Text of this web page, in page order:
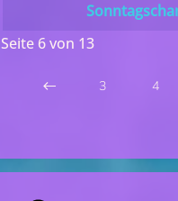
Seite 6 von 13
3 4